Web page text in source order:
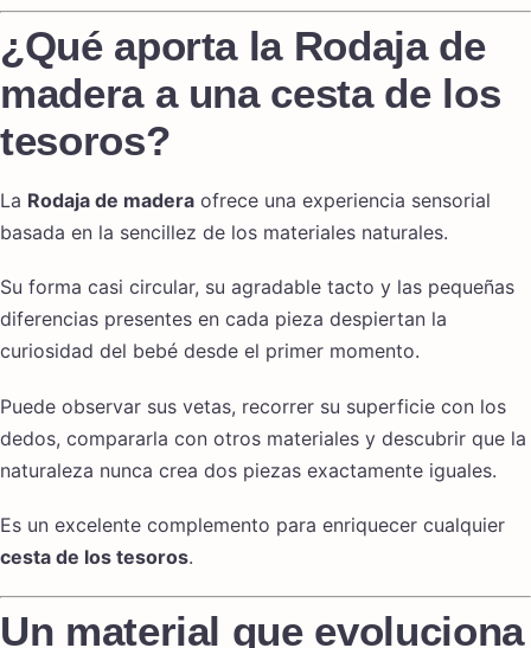
¿Qué aporta la Rodaja de
madera a una cesta de los
tesoros?
La Rodaja de madera ofrece una experiencia sensorial
basada en la sencillez de los materiales naturales.
Su forma casi circular, su agradable tacto y las pequeñas
diferencias presentes en cada pieza despiertan la
curiosidad del bebé desde el primer momento.
Puede observar sus vetas, recorrer su superficie con los
dedos, compararla con otros materiales y descubrir que la
naturaleza nunca crea dos piezas exactamente iguales.
Es un excelente complemento para enriquecer cualquier
cesta de los tesoros.
Un material que evoluciona